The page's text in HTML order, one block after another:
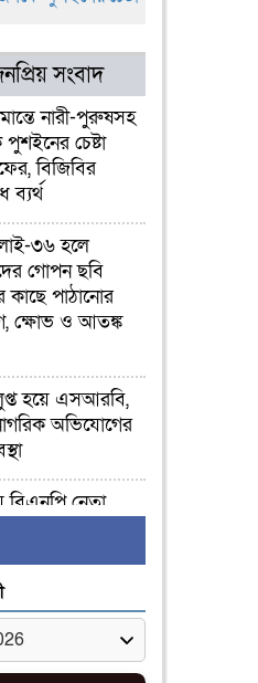
সংবাদ
নারী-পুরুষসহ
চেষ্টা
বিজিবির
ব্যর্থ
৩৬ হলে
গোপন ছবি
কাছে পাঠানোর
ক্ষোভ ও আতঙ্ক
হয়ে এসআরবি,
অভিযোগের
নেতা
জুতা
‘জারজ
হামজা